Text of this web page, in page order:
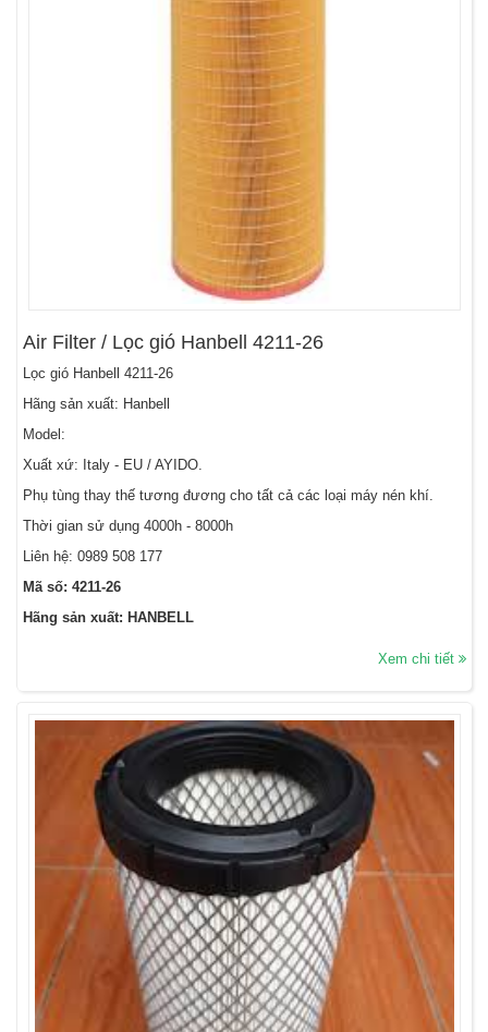
Air Filter / Lọc gió Hanbell 4211-26
Lọc gió Hanbell 4211-26
Hãng sản xuất: Hanbell
Model:
Xuất xứ: Italy - EU / AYIDO.
Phụ tùng thay thế tương đương cho tất cả các loại máy nén khí.
Thời gian sử dụng 4000h - 8000h
Liên hệ: 0989 508 177
Mã số: 4211-26
Hãng sản xuất: HANBELL
Xem chi tiết